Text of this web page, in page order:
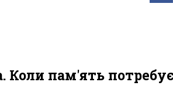
Коли пам'ять